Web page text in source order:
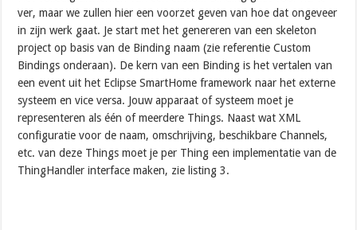
ver, maar we zullen hier een voorzet geven van hoe dat ongeveer
in zijn werk gaat. Je start met het genereren van een skeleton
project op basis van de Binding naam (zie referentie Custom
Bindings onderaan). De kern van een Binding is het vertalen van
een event uit het Eclipse SmartHome framework naar het externe
systeem en vice versa. Jouw apparaat of systeem moet je
representeren als één of meerdere Things. Naast wat XML
configuratie voor de naam, omschrijving, beschikbare Channels,
etc. van deze Things moet je per Thing een implementatie van de
ThingHandler interface maken, zie listing 3.